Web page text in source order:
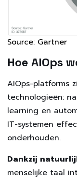
Source: Gartner
Hoe AIOps
AIOps-platforms
technologieën:
learning en
IT-systemen
onderhouden.
Dankzij
menselijke taal